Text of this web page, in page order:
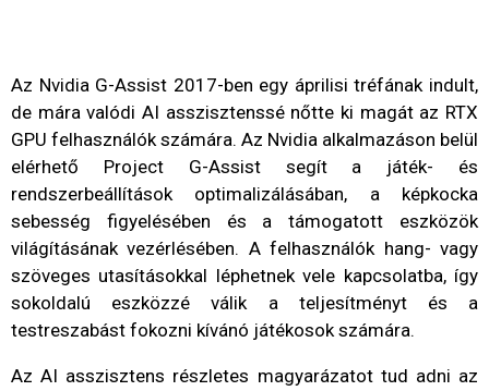
Az Nvidia G-Assist 2017-ben egy áprilisi tréfának indult,
de mára valódi AI asszisztenssé nőtte ki magát az RTX
GPU felhasználók számára. Az Nvidia alkalmazáson belül
elérhető Project G-Assist segít a játék- és
rendszerbeállítások optimalizálásában, a képkocka
sebesség figyelésében és a támogatott eszközök
világításának vezérlésében. A felhasználók hang- vagy
szöveges utasításokkal léphetnek vele kapcsolatba, így
sokoldalú eszközzé válik a teljesítményt és a
testreszabást fokozni kívánó játékosok számára.
Az AI asszisztens részletes magyarázatot tud adni az